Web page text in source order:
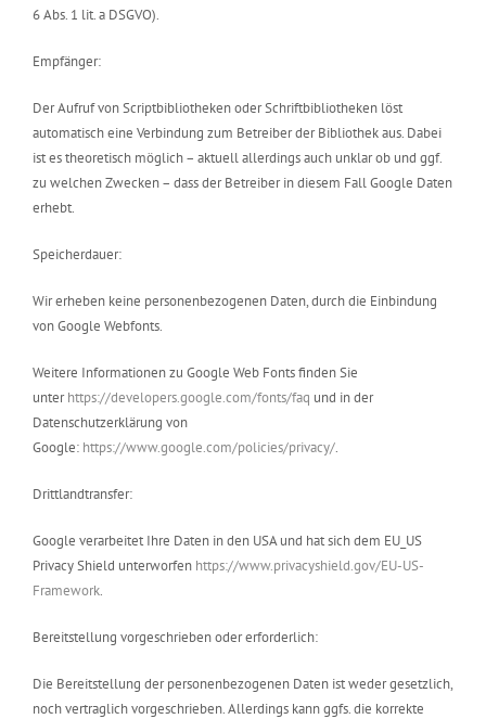
6 Abs. 1 lit. a DSGVO).
Empfänger:
Der Aufruf von Scriptbibliotheken oder Schriftbibliotheken löst
automatisch eine Verbindung zum Betreiber der Bibliothek aus. Dabei
ist es theoretisch möglich – aktuell allerdings auch unklar ob und ggf.
zu welchen Zwecken – dass der Betreiber in diesem Fall Google Daten
erhebt.
Speicherdauer:
Wir erheben keine personenbezogenen Daten, durch die Einbindung
von Google Webfonts.
Weitere Informationen zu Google Web Fonts finden Sie
unterhttps://developers.google.com/fonts/faq und in der
Datenschutzerklärung von
Google: https://www.google.com/policies/privacy/.
Drittlandtransfer:
Google verarbeitet Ihre Daten in den USA und hat sich dem EU_US
Privacy Shield unterworfen https://www.privacyshield.gov/EU-US-
Framework.
Bereitstellung vorgeschrieben oder erforderlich:
Die Bereitstellung der personenbezogenen Daten ist weder gesetzlich,
noch vertraglich vorgeschrieben. Allerdings kann ggfs. die korrekte